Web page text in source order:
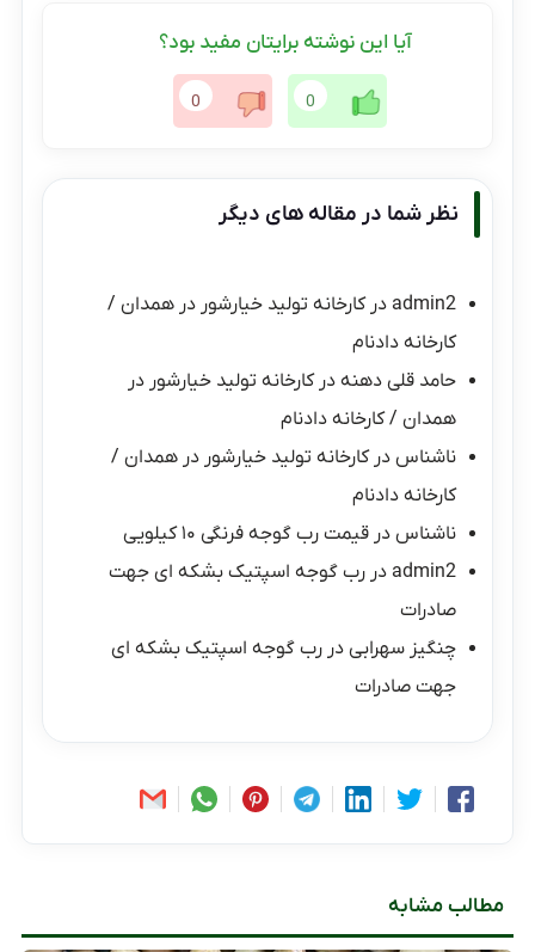
آیا این نوشته برایتان مفید بود؟
0
0
نظر شما در مقاله های دیگر
admin2 درکارخانه تولید خیارشور در همدان /
کارخانه دادنام
حامد قلی دهنه درکارخانه تولید خیارشور در
همدان / کارخانه دادنام
ناشناس درکارخانه تولید خیارشور در همدان /
کارخانه دادنام
ناشناس درقیمت رب گوجه فرنگی ۱۰ کیلویی
admin2 دررب گوجه اسپتیک بشکه ای جهت
صادرات
چنگیز سهرابی دررب گوجه اسپتیک بشکه ای
جهت صادرات
مطالب مشابه